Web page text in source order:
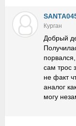
Курган
Добрый
сам трос
не факт
аналог
могу